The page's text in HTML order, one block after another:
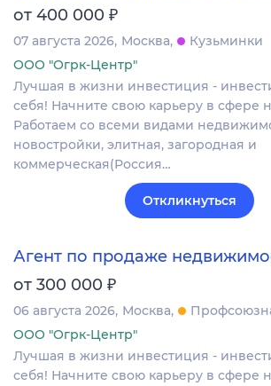
от 400 000 ₽
07 августа 2026 Москва
Кузьминки
ООО "Огрк-Центр"
Лучшая в жизни инвестиция -
себя! Начните свою карьеру в сфере
Работаем со всеми видами
новостройки, элитная, загородная и
коммерческая(Россия…
Откликнуться
Агент по продаже
от 300 000 ₽
06 августа 2026 Москва
ООО "Огрк-Центр"
Лучшая в жизни инвестиция -
себя! Начните свою карьеру в сфере